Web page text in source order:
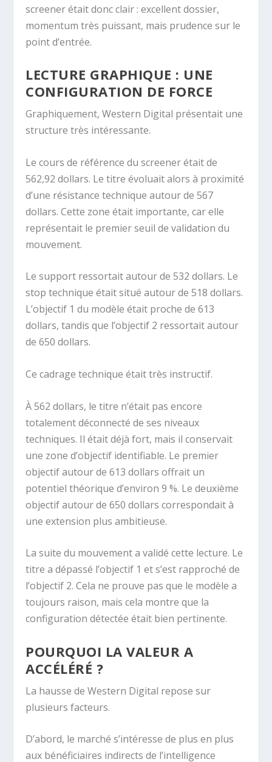
screener était donc clair : excellent dossier,
momentum très puissant, mais prudence sur le
point d’entrée.
LECTURE GRAPHIQUE : UNE
CONFIGURATION DE FORCE
Graphiquement, Western Digital présentait une
structure très intéressante.
Le cours de référence du screener était de
562,92 dollars. Le titre évoluait alors à proximité
d’une résistance technique autour de 567
dollars. Cette zone était importante, car elle
représentait le premier seuil de validation du
mouvement.
Le support ressortait autour de 532 dollars. Le
stop technique était situé autour de 518 dollars.
L’objectif 1 du modèle était proche de 613
dollars, tandis que l’objectif 2 ressortait autour
de 650 dollars.
Ce cadrage technique était très instructif.
À 562 dollars, le titre n’était pas encore
totalement déconnecté de ses niveaux
techniques. Il était déjà fort, mais il conservait
une zone d’objectif identifiable. Le premier
objectif autour de 613 dollars offrait un
potentiel théorique d’environ 9 %. Le deuxième
objectif autour de 650 dollars correspondait à
une extension plus ambitieuse.
La suite du mouvement a validé cette lecture. Le
titre a dépassé l’objectif 1 et s’est rapproché de
l’objectif 2. Cela ne prouve pas que le modèle a
toujours raison, mais cela montre que la
configuration détectée était bien pertinente.
POURQUOI LA VALEUR A
ACCÉLÉRÉ ?
La hausse de Western Digital repose sur
plusieurs facteurs.
D’abord, le marché s’intéresse de plus en plus
aux bénéficiaires indirects de l’intelligence